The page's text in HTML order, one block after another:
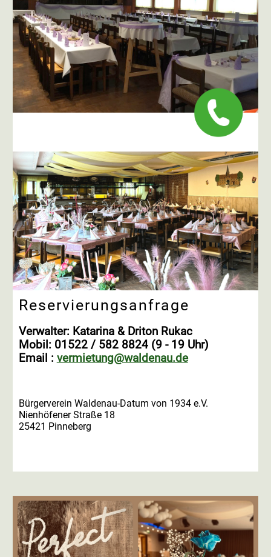
Reservierungsanfrage
Verwalter: Katarina & Driton Rukac
Mobil: 01522 / 582 8824 (9 - 19 Uhr)
Email : vermietung@waldenau.de
Bürgerverein Waldenau-Datum von 1934 e.V.
Nienhöfener Straße 18
25421 Pinneberg